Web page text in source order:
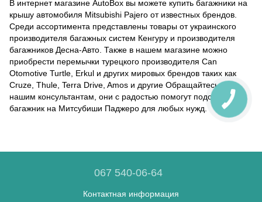
В интернет магазине AutoBox вы можете купить багажники на
крышу автомобиля Mitsubishi Pajero от известных брендов.
Среди ассортимента представлены товары от украинского
производителя багажных систем Кенгуру и производителя
багажников Десна-Авто. Также в нашем магазине можно
приобрести перемычки турецкого производителя Can
Otomotive Turtle, Erkul и других мировых брендов таких как
Cruze, Thule, Terra Drive, Amos и другие Обращайтесь к
нашим консультантам, они с радостью помогут подобрать
багажник на Митсубиши Паджеро для любых нужд.
067 540-06-64
Контактная информация